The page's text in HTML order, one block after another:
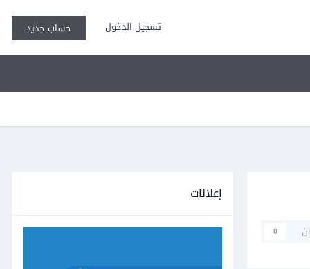
تسجيل الدخول حساب جديد
0
إعلانات